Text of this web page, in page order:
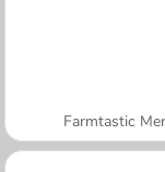
Farmtastic